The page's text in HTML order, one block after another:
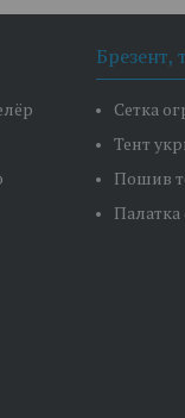
Брезент,
Сетка
Тент
Пошив